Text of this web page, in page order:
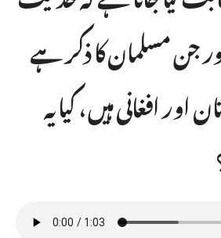
جن مسلمان کا ذکر ہے
اور افغانی ہیں ، کیا یہ